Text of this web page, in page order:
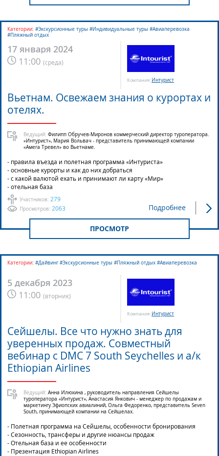
17 января 2024
11:00 (среда)
Компания: Интурист
Участников: 279
Просмотров: 2063
Категории: #Экскурсионные туры #Индивидуальные туры #Авиаперевозка
#Пляжный отдых
Вьетнам. Освежаем знания о курортах и
отелях.
Ведущий: Филипп Обручев-Миронов коммерческий директор туроператора.
«Интурист», Мария Вольвач - представитель принимающей компании
«Амега Тревел» во Вьетнаме.
- правила въезда и полетная программа «Интуриста»
- основные курорты и как до них добраться
- с какой валютой ехать и принимают ли карту «Мир»
- отельная база
Подробнее
ПРОСМОТР
5 декабря 2023
11:00 (вторник)
Компания: Интурист
Категории: #Дайвинг #Экскурсионные туры #Пляжный отдых #Авиаперевозка
Сейшелы. Все что нужно знать для
уверенных продаж. Совместный
вебинар с DMC 7 South Seychelles и а/к
Ethiopian Airlines
Ведущий: Анна Илюхина , руководитель направления Сейшелы
туроператора «Интурист», Анастасия Янкович - менеджер по продажам и
маркетингу Эфиопских авиалиний, Ольга Федоренко, представитель Seven
South, принимающей компании на Cейшелах.
- Полетная программа на Сейшелы, особенности бронирования
- Сезонность, трансферы и другие нюансы продаж
- Отельная база и ее особенности
- Презентация Ethiopian Airlines